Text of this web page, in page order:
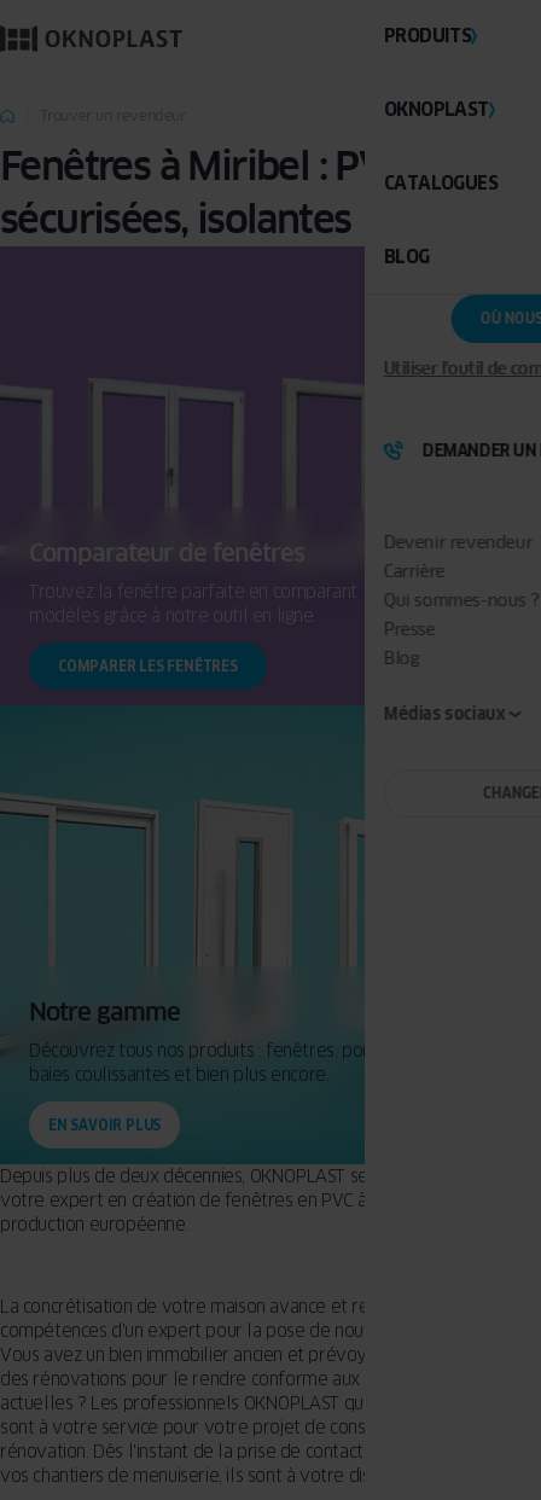
PRODUITS
OKNOPLAST
CATALOGUES
BLOG
OÙ
Utiliser l'outil de
DEMANDER UN
Devenir revendeur
Carrière
Qui sommes-nous ?
Presse
Blog
Médias sociaux
Fenêtres à Miribel : PVC,
sécurisées, isolantes
Comparateur de fenêtres
Trouvez la fenêtre parfaite en comparant facilement les
modèles grâce à notre outil en ligne.
COMPARER LES FENÊTRES
Notre gamme
Découvrez tous nos produits : fenêtres, portes d'entrée,
baies coulissantes et bien plus encore.
EN SAVOIR PLUS
Depuis plus de deux décennies, OKNOPLAST se positionne comme
votre expert en création de fenêtres en PVC à Miribel, avec une
production européenne.
La concrétisation de votre maison avance et requiert les
compétences d'un expert pour la pose de nouvelles fenêtres ?
Vous avez un bien immobilier ancien et prévoyez de commencer
des rénovations pour le rendre conforme aux règlementations
actuelles ? Les professionnels OKNOPLAST qualifiés à Miribel - 1700
sont à votre service pour votre projet de construction ou de
rénovation. Dès l'instant de la prise de contact à l'implantation de
vos chantiers de menuiserie, ils sont à votre disposition.